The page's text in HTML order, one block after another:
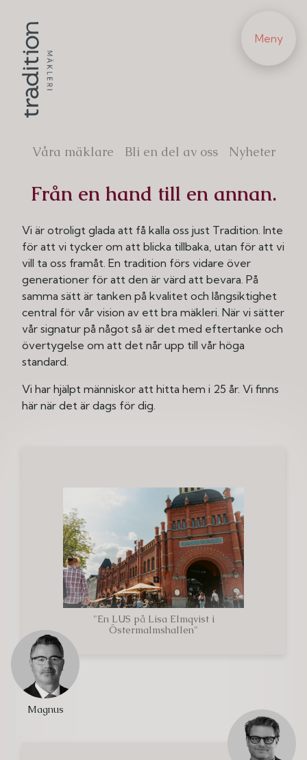
Meny
Våra mäklare Bli en del av oss Nyheter
Från en hand till en annan.
Vi är otroligt glada att få kalla oss just Tradition. Inte
för att vi tycker om att blicka tillbaka, utan för att vi
vill ta oss framåt. En tradition förs vidare över
generationer för att den är värd att bevara. På
samma sätt är tanken på kvalitet och långsiktighet
central för vår vision av ett bra mäkleri. När vi sätter
vår signatur på något så är det med eftertanke och
övertygelse om att det når upp till vår höga
standard.
Vi har hjälpt människor att hitta hem i 25 år. Vi finns
här när det är dags för dig.
Magnus
"En LUS på Lisa Elmqvist i
Östermalmshallen"